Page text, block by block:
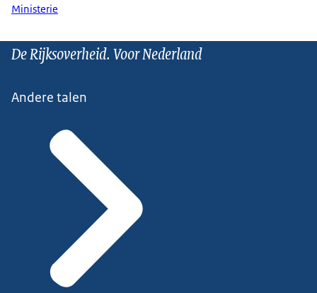
Ministerie
De Rijksoverheid. Voor Nederland
Andere talen